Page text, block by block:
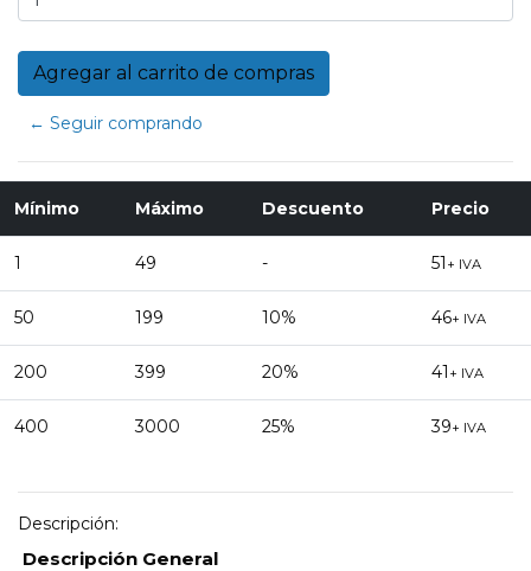
← Seguir comprando
Mínimo Máximo Descuento Precio
1 49 - 51 + IVA
50 199 10% 46+ IVA
200 399 20% 41 + IVA
400 3000 25% 39+ IVA
Descripción:
Descripción General